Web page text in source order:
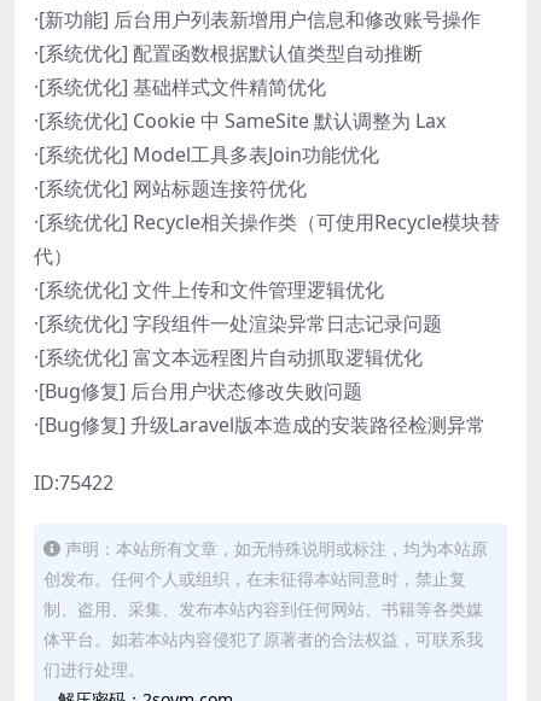
·[新功能] 后台用户列表新增用户信息和修改账号操作
·[系统优化] 配置函数根据默认值类型自动推断
·[系统优化] 基础样式文件精简优化
·[系统优化] Cookie 中 SameSite 默认调整为 Lax
·[系统优化] Model工具多表Join功能优化
·[系统优化] 网站标题连接符优化
·[系统优化] Recycle相关操作类（可使用Recycle模块替
代）
·[系统优化] 文件上传和文件管理逻辑优化
·[系统优化] 字段组件一处渲染异常日志记录问题
·[系统优化] 富文本远程图片自动抓取逻辑优化
·[Bug修复] 后台用户状态修改失败问题
·[Bug修复] 升级Laravel版本造成的安装路径检测异常
ID:75422
声明：本站所有文章，如无特殊说明或标注，均为本站原
创发布。任何个人或组织，在未征得本站同意时，禁止复
制、盗用、采集、发布本站内容到任何网站、书籍等各类媒
体平台。如若本站内容侵犯了原著者的合法权益，可联系我
们进行处理。